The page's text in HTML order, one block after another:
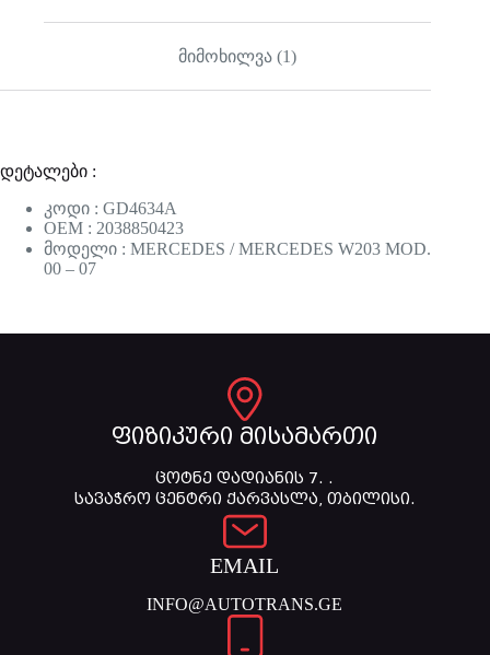
მიმოხილვა (1)
დეტალები :
კოდი : GD4634A
OEM : 2038850423
მოდელი : MERCEDES / MERCEDES W203 MOD.
00 – 07
ფიზიკური მისამართი
ცოტნე დადიანის 7. .
სავაჭრო ცენტრი ქარვასლა, თბილისი.
EMAIL
INFO@AUTOTRANS.GE